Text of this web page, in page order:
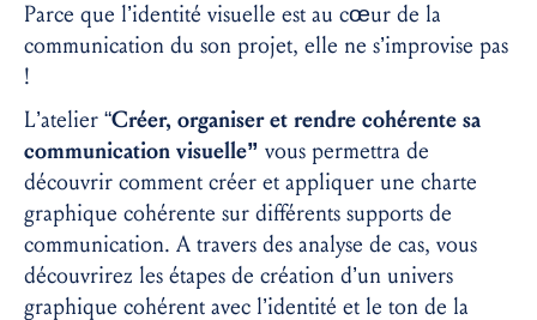
Parce que l’identité visuelle est au cœur de la
communication du son projet, elle ne s’improvise pas
!
L’atelier “Créer, organiser et rendre cohérente sa
communication visuelle” vous permettra de
découvrir comment créer et appliquer une charte
graphique cohérente sur différents supports de
communication. A travers des analyse de cas, vous
découvrirez les étapes de création d’un univers
graphique cohérent avec l’identité et le ton de la